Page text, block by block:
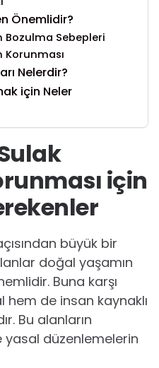
Önemlidir?
Bozulma Sebepleri
Korunması
Nelerdir?
için Neler
için
büyük bir
doğal yaşamın
Buna karşı
de insan kaynaklı
Bu alanların
yasal düzenlemelerin